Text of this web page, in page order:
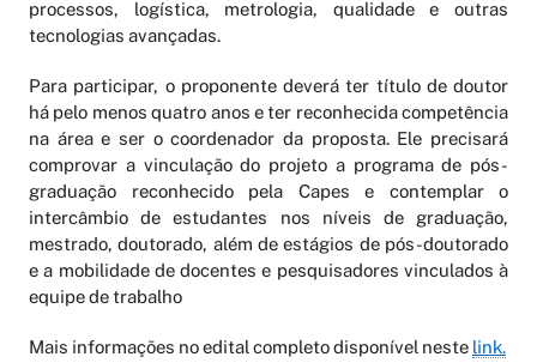
processos, logística, metrologia, qualidade e outras
tecnologias avançadas.
Para participar, o proponente deverá ter título de doutor
há pelo menos quatro anos e ter reconhecida competência
na área e ser o coordenador da proposta. Ele precisará
comprovar a vinculação do projeto a programa de pós-
graduação reconhecido pela Capes e contemplar o
intercâmbio de estudantes nos níveis de graduação,
mestrado, doutorado, além de estágios de pós-doutorado
e a mobilidade de docentes e pesquisadores vinculados à
equipe de trabalho
Mais informações no edital completo disponível neste link.